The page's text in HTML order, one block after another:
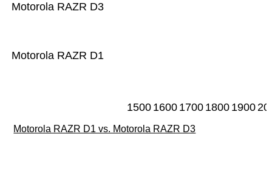
Motorola RAZR D1
Motorola RAZR D3
1500 1600 1700 1800 1900
Motorola RAZR D1 vs. Motorola RAZR D3